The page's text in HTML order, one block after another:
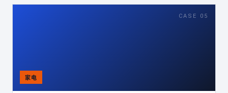
CASE 05